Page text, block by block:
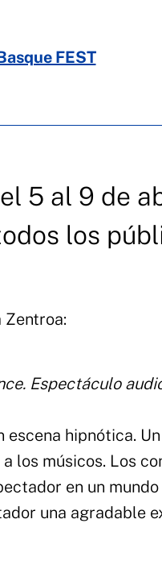
FEST
5 al 9 de
los
Espectáculo
hipnótica.
los músicos. Los
en un
una agradable